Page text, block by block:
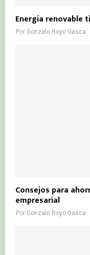
Energía renovable
Por Gonzalo Royo Gasca
Consejos para
empresarial
Por Gonzalo Royo Gasca